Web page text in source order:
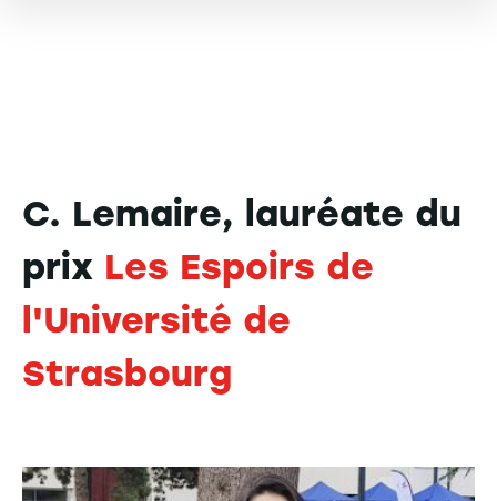
C. Lemaire, lauréate du
prix Les Espoirs de
l'Université de
Strasbourg